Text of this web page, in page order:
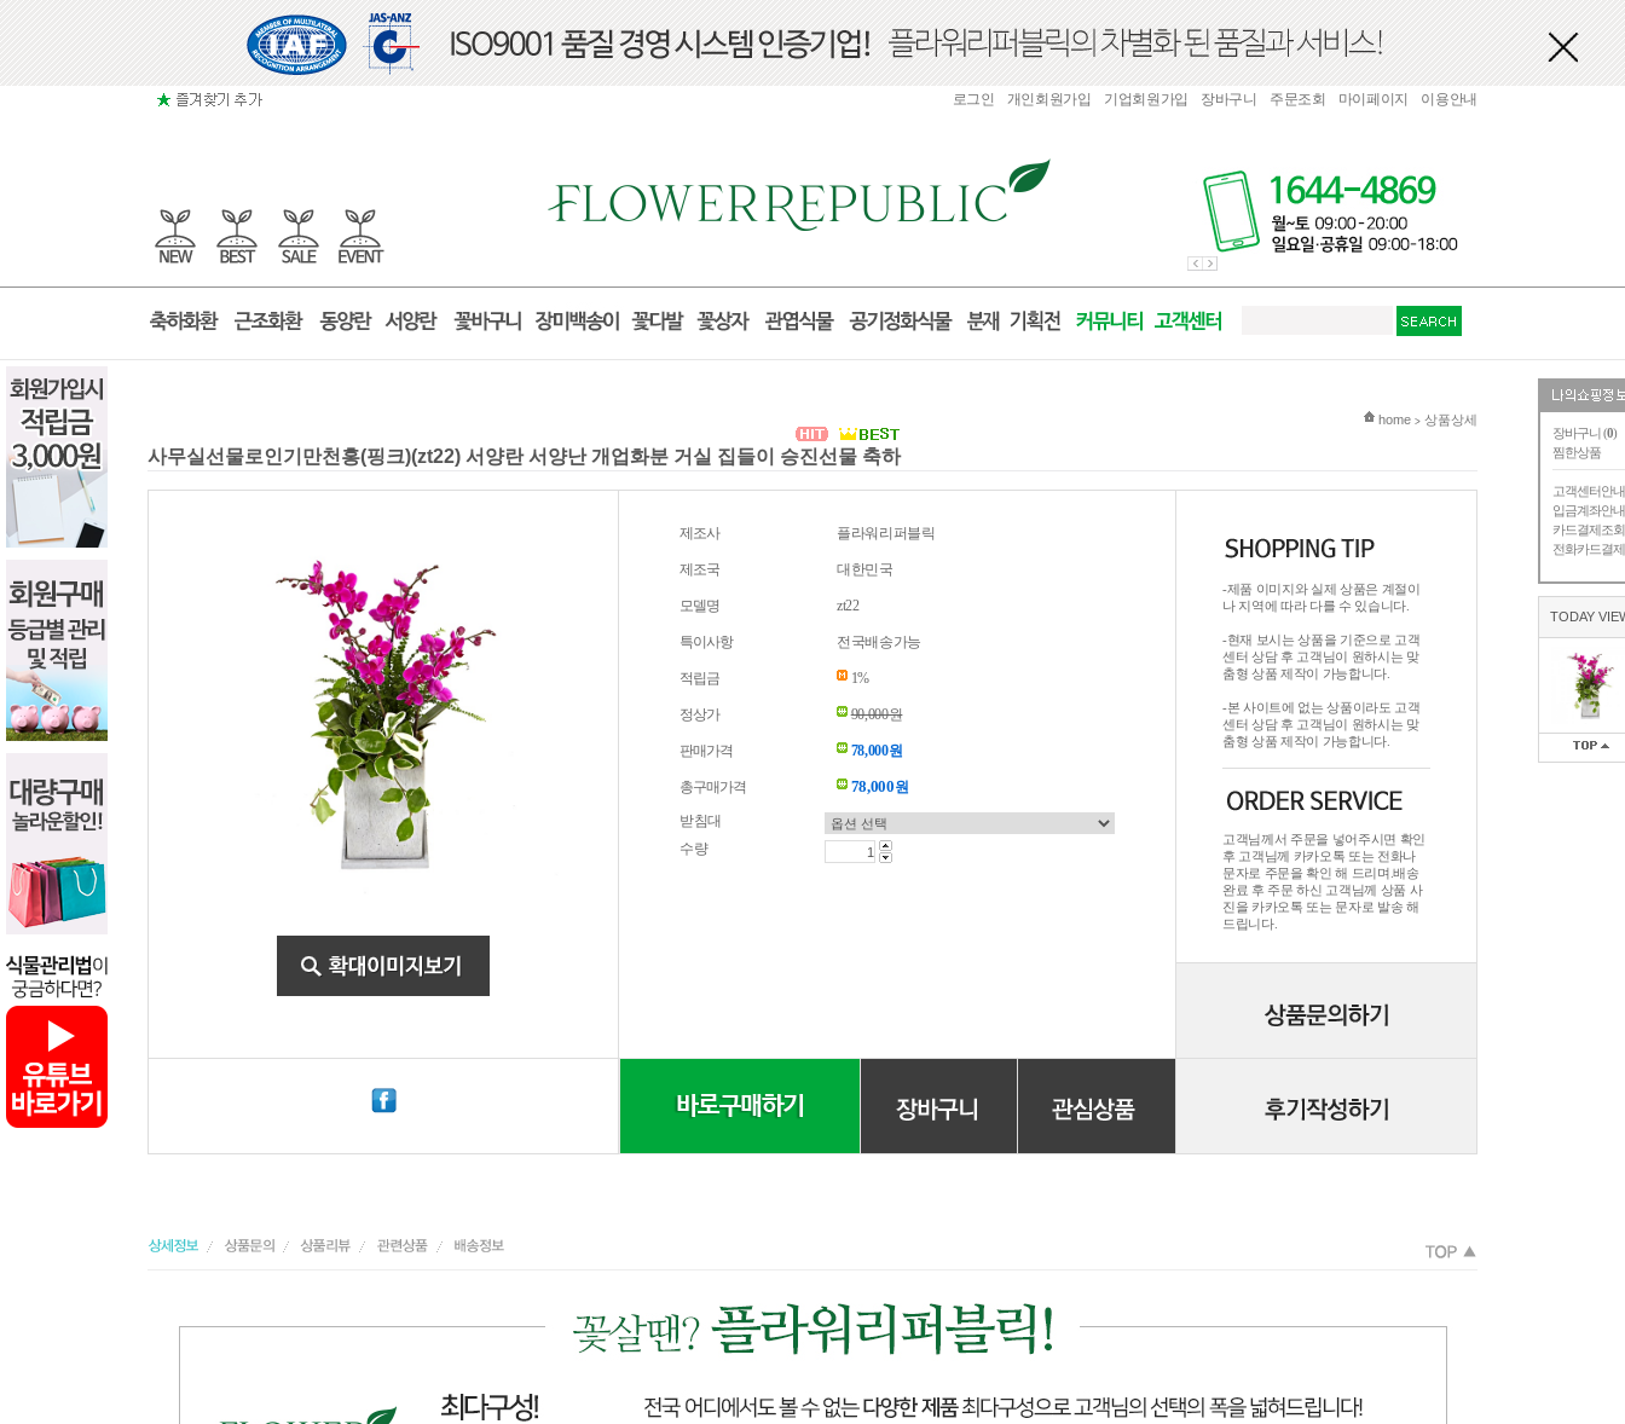
장바구니 (0)
찜한상품
고객센터안내
입금계좌안내
카드결제조회
전화카드결제
TODAY
로그인 개인회원가입 기업회원가입 장바구니 주문조회 마이페이지 이용안내
현재 위치
home > 상품상세
사무실선물로인기만천홍(핑크)(zt22) 서양란 서양난 개업화분 거실 집들이 승진선물 축하
제조사 플라워리퍼블릭
제조국 대한민국
모델명 zt22
특이사항 전국배송가능
적립금 1%
정상가 90,000원
판매가격 78,000원
총구매가격 78,000원
받침대
수량
-제품 이미지와 실제 상품은 계절이
나 지역에 따라 다를 수 있습니다.
-현재 보시는 상품을 기준으로 고객
센터 상담 후 고객님이 원하시는 맞
춤형 상품 제작이 가능합니다.
-본 사이트에 없는 상품이라도 고객
센터 상담 후 고객님이 원하시는 맞
춤형 상품 제작이 가능합니다.
고객님께서 주문을 넣어주시면 확인
후 고객님께 카카오톡 또는 전화나
문자로 주문을 확인 해 드리며.배송
완료 후 주문 하신 고객님께 상품 사
진을 카카오톡 또는 문자로 발송 해
드립니다.